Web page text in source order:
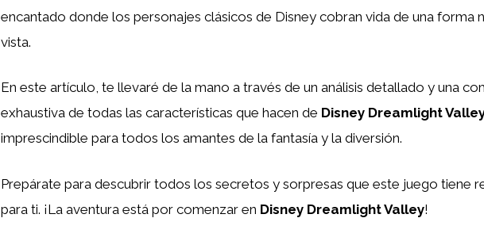
encantado donde los personajes clásicos de Disney cobran vida de una forma
vista.
En este artículo, te llevaré de la mano a través de un análisis detallado y una
exhaustiva de todas las características que hacen de Disney Dreamlight
imprescindible para todos los amantes de la fantasía y la diversión.
Prepárate para descubrir todos los secretos y sorpresas que este juego tiene
para ti. ¡La aventura está por comenzar en Disney Dreamlight Valley!